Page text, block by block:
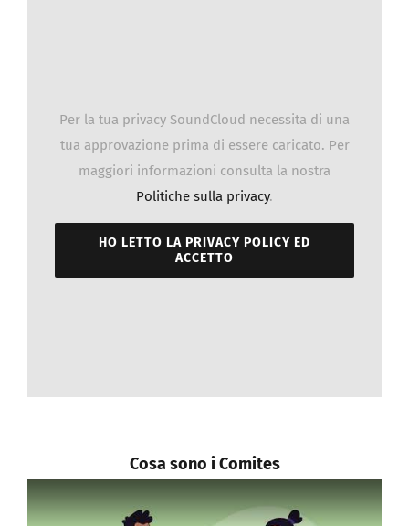
Galleria fotografica
Notizie
REGISTRATI
Per la tua privacy SoundCloud necessita di una
tua approvazione prima di essere caricato. Per
maggiori informazioni consulta la nostra
Politiche sulla privacy.
HO LETTO LA PRIVACY POLICY ED
ACCETTO
Cosa sono i Comites